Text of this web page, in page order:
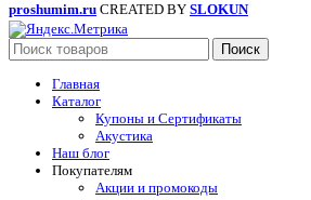
proshumim.ru CREATED BY SLOKUN
Поиск
Главная
Каталог
Купоны и Сертификаты
Акустика
Наш блог
Покупателям
Акции и промокоды